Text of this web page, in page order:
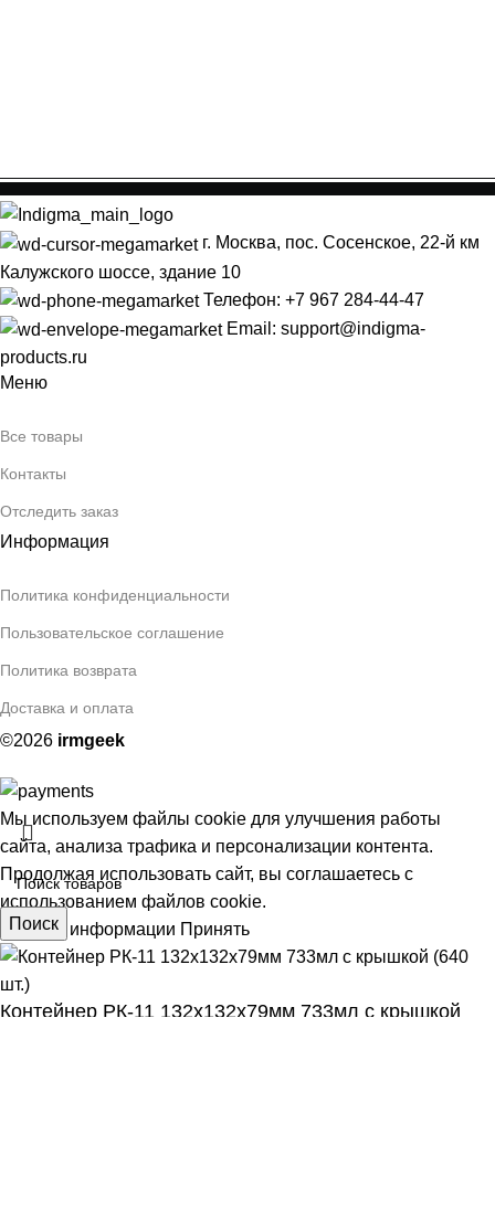
г. Москва, пос. Сосенское, 22-й км
Калужского шоссе, здание 10
Телефон: +7 967 284-44-47
Email: support@indigma-
products.ru
Меню
Все товары
Контакты
Отследить заказ
Информация
Политика конфиденциальности
Пользовательское соглашение
Политика возврата
Доставка и оплата
©2026 irmgeek
Поиск
Мы используем файлы cookie для улучшения работы
сайта, анализа трафика и персонализации контента.
Продолжая использовать сайт, вы соглашаетесь с
использованием файлов cookie.
Больше информации Принять
Контейнер РК-11 132х132х79мм 733мл с крышкой